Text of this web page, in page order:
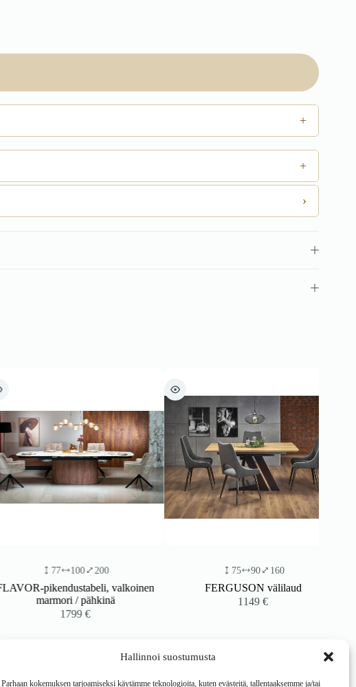
Hallinnoi suostumusta
Parhaan kokemuksen tarjoamiseksi käytämme teknologioita, kuten evästeitä, tallentaaksemme ja/tai
+
+
›
100 200
pikendustabeli, valkoinen
marmori / pähkinä
1799€
90 160
FERGUSON välilaud
1149€